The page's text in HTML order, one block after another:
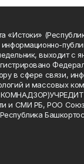
«Истоки»
информационно-
выходит с
в сфере связи,
и массовых
и СМИ РБ, РОО